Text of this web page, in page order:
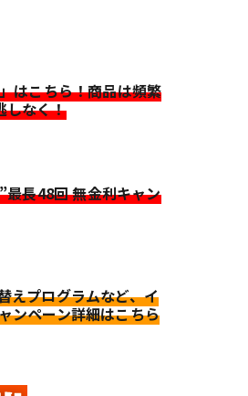
はこちら！商品は頻繁
しなく！
長48回 無金利キャン
えプログラムなど、イ
ンペーン詳細はこちら